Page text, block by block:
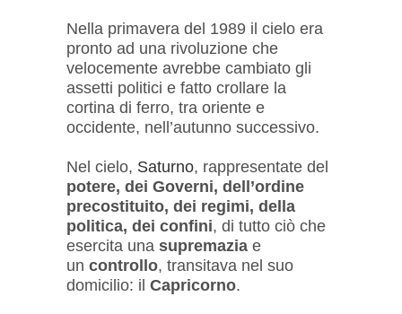
Nella primavera del 1989 il cielo era
pronto ad una rivoluzione che
velocemente avrebbe cambiato gli
assetti politici e fatto crollare la
cortina di ferro, tra oriente e
occidente, nell’autunno successivo.
Nel cielo, Saturno, rappresentate del
potere, dei Governi, dell’ordine
precostituito, dei regimi, della
politica, dei confini, di tutto ciò che
esercita una supremazia e
un controllo, transitava nel suo
domicilio: il Capricorno.